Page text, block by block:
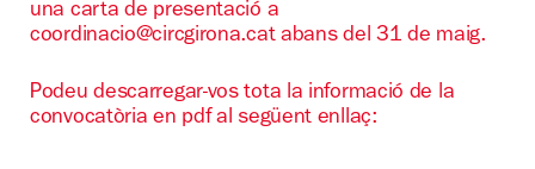
una carta de presentació a
coordinacio@circgirona.cat abans del 31 de maig.
Podeu descarregar-vos tota la informació de la
convocatòria en pdf al següent enllaç: